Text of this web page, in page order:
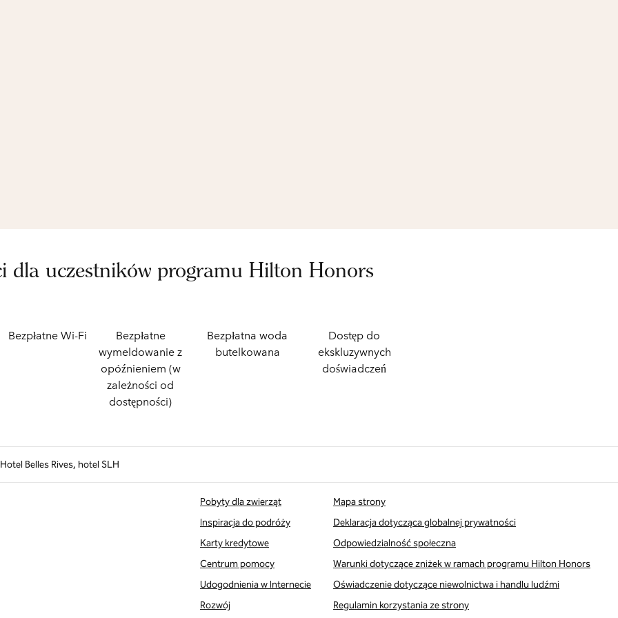
dla uczestników programu Hilton Honors
Bezpłatne Wi-Fi
Bezpłatne
wymeldowanie z
opóźnieniem (w
zależności od
dostępności)
Bezpłatna woda
butelkowana
Dostęp do
ekskluzywnych
doświadczeń
Hotel Belles Rives, hotel SLH
Pobyty dla zwierząt
Inspiracja do podróży
Karty kredytowe
Centrum pomocy
Udogodnienia w Internecie
Rozwój
Mapa strony
Deklaracja dotycząca globalnej prywatności
Odpowiedzialność społeczna
Warunki dotyczące zniżek w ramach programu Hilton Honors
Oświadczenie dotyczące niewolnictwa i handlu ludźmi
Regulamin korzystania ze strony